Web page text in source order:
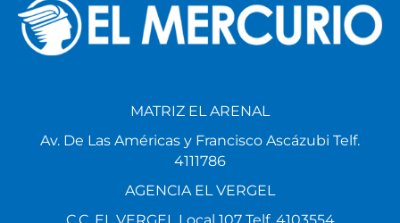
MATRIZ EL ARENAL
Av. De Las Américas y Francisco Ascázubi Telf.
4111786
AGENCIA EL VERGEL